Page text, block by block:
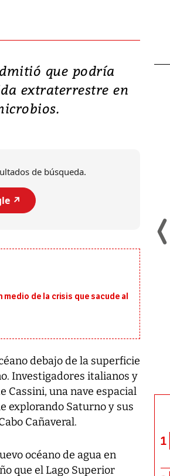
que podría
extraterrestre en
de búsqueda.
↗️
medio de la crisis que sacude al
debajo de la superficie
Investigadores italianos y
Cassini, una nave espacial
explorando Saturno y sus
Cañaveral.
océano de agua en
que el Lago Superior
Japón: Terremoto
heridos y graves
en Kumamoto
terremoto de magnitud
de gran...
1